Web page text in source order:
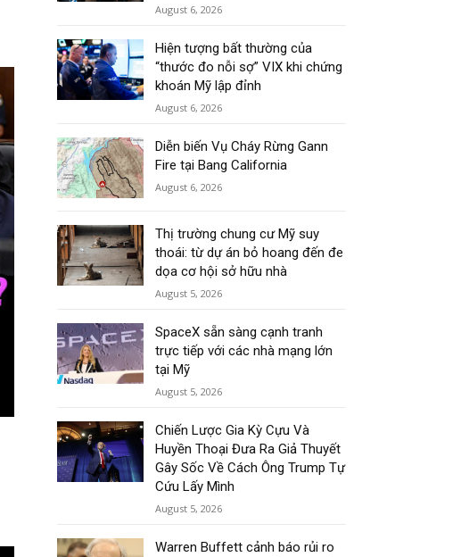
August 6, 2026
Hiện tượng bất thường của
“thước đo nỗi sợ” VIX khi chứng
khoán Mỹ lập đỉnh
August 6, 2026
Diễn biến Vụ Cháy Rừng Gann
Fire tại Bang California
August 6, 2026
Thị trường chung cư Mỹ suy
thoái: từ dự án bỏ hoang đến đe
dọa cơ hội sở hữu nhà
August 5, 2026
SpaceX sẵn sàng cạnh tranh
trực tiếp với các nhà mạng lớn
tại Mỹ
August 5, 2026
Chiến Lược Gia Kỳ Cựu Và
Huyền Thoại Đưa Ra Giả Thuyết
Gây Sốc Về Cách Ông Trump Tự
Cứu Lấy Mình
August 5, 2026
Warren Buffett cảnh báo rủi ro